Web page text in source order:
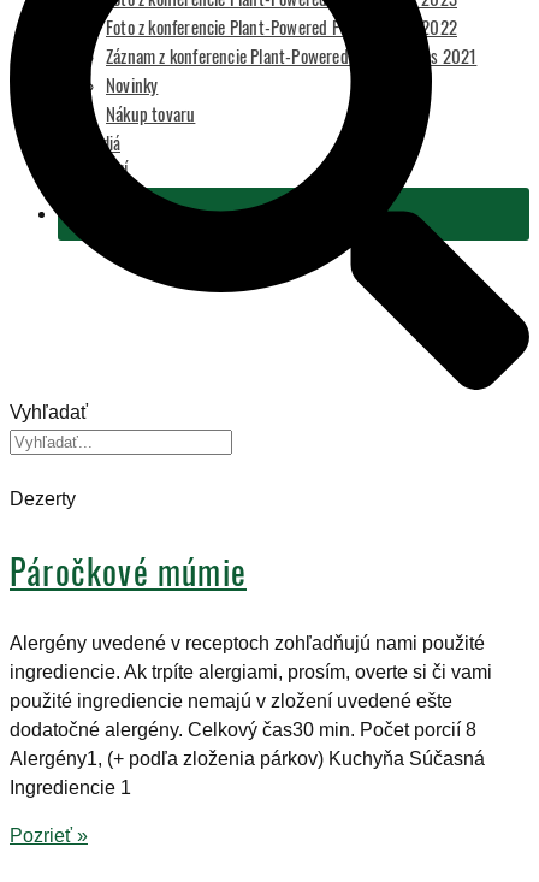
Foto z konferencie Plant-Powered Perspectives 2022
Záznam z konferencie Plant-Powered Perspectives 2021
Novinky
Nákup tovaru
Pre médiá
2 % Z DANÍ
Vyhľadať
Dezerty
Páročkové múmie
Alergény uvedené v receptoch zohľadňujú nami použité
ingrediencie. Ak trpíte alergiami, prosím, overte si či vami
použité ingrediencie nemajú v zložení uvedené ešte
dodatočné alergény. Celkový čas30 min. Počet porcií 8
Alergény1, (+ podľa zloženia párkov) Kuchyňa Súčasná
Ingrediencie 1
Pozrieť »